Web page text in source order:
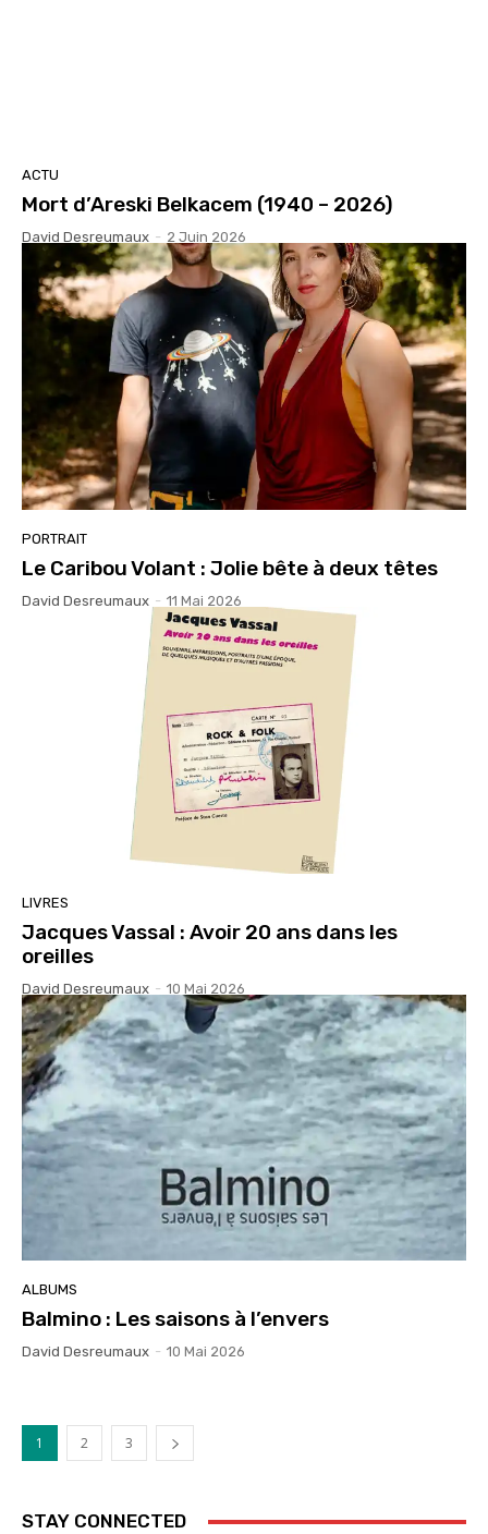
ACTU
Mort d’Areski Belkacem (1940 – 2026)
David Desreumaux - 2 Juin 2026
PORTRAIT
Le Caribou Volant : Jolie bête à deux têtes
David Desreumaux - 11 Mai 2026
LIVRES
Jacques Vassal : Avoir 20 ans dans les
oreilles
David Desreumaux - 10 Mai 2026
ALBUMS
Balmino : Les saisons à l’envers
David Desreumaux - 10 Mai 2026
1 2 3
STAY CONNECTED